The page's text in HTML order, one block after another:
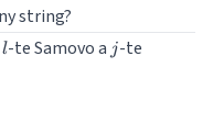
string?
l
l-te Samovo a jj-te